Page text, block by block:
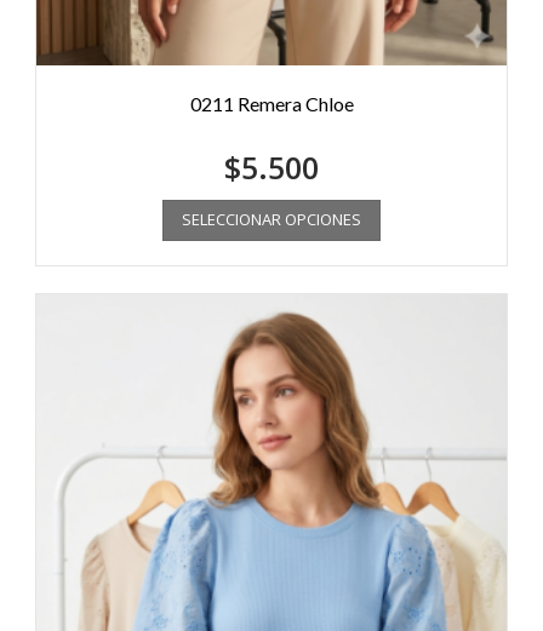
0211 Remera Chloe
$5.500
SELECCIONAR OPCIONES